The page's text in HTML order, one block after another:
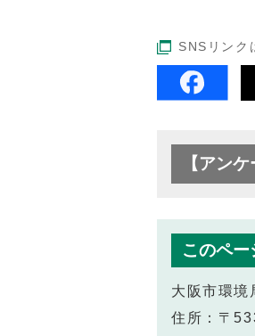
SNSリンク
【アン
このペ
大阪市環境
住所：〒